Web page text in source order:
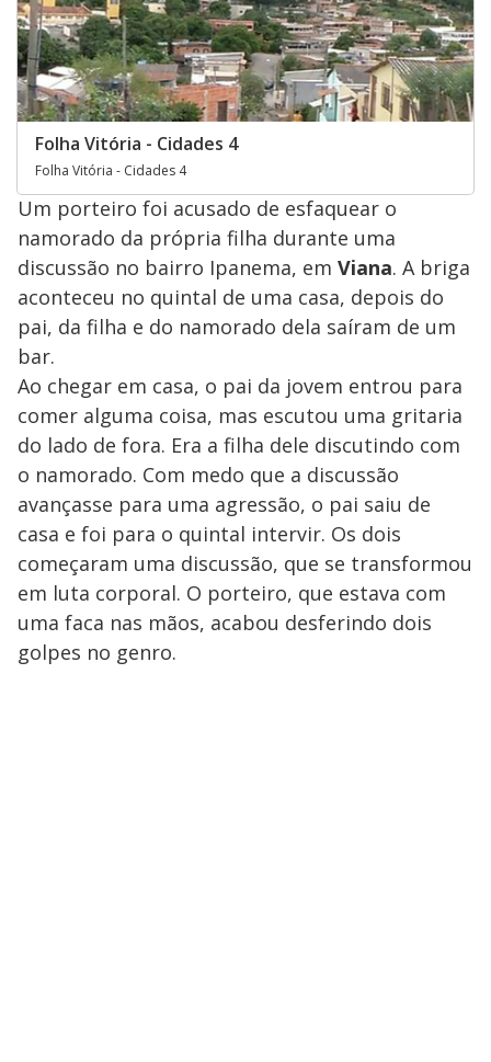
Folha Vitória - Cidades 4
Folha Vitória - Cidades 4
Um porteiro foi acusado de esfaquear o
namorado da própria filha durante uma
discussão no bairro Ipanema, em Viana. A briga
aconteceu no quintal de uma casa, depois do
pai, da filha e do namorado dela saíram de um
bar.
Ao chegar em casa, o pai da jovem entrou para
comer alguma coisa, mas escutou uma gritaria
do lado de fora. Era a filha dele discutindo com
o namorado. Com medo que a discussão
avançasse para uma agressão, o pai saiu de
casa e foi para o quintal intervir. Os dois
começaram uma discussão, que se transformou
em luta corporal. O porteiro, que estava com
uma faca nas mãos, acabou desferindo dois
golpes no genro.